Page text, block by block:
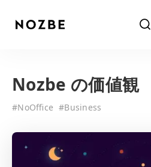
f
Nozbe の価値観
#NoOffice #Business